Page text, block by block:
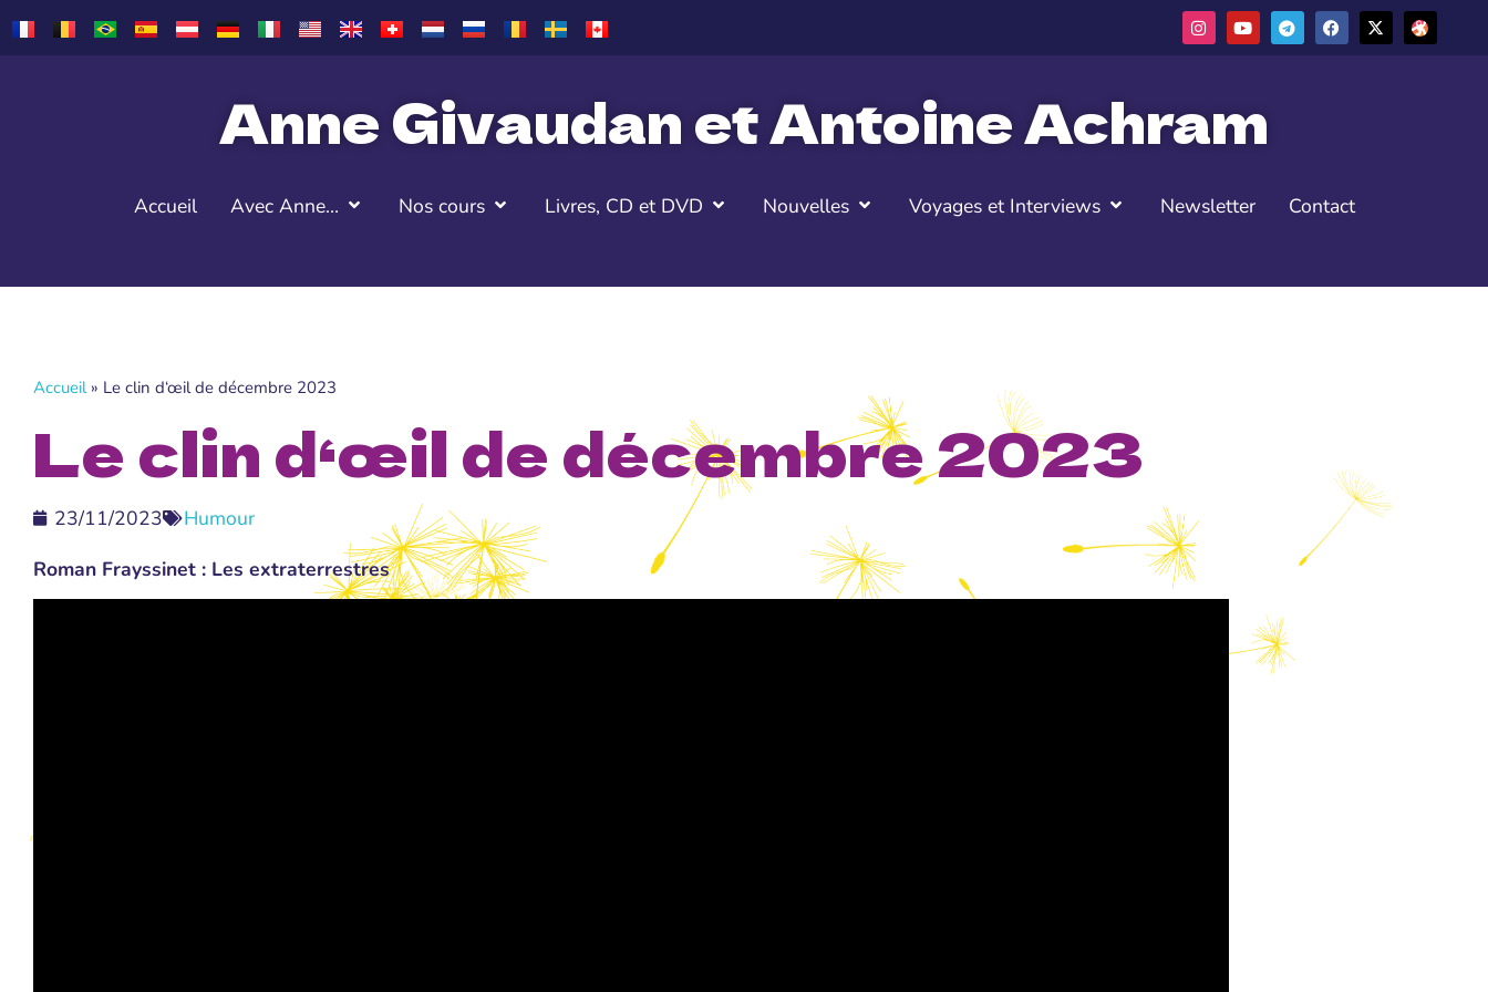
Anne Givaudan et Antoine Achram
Accueil Avec Anne… Nos cours Livres, CD et DVD Nouvelles Voyages et Interviews Newsletter Contact
Accueil» Le clin d‘œil de décembre 2023
Le clin d‘œil de décembre 2023
23/11/2023
Humour
Roman Frayssinet : Les extraterrestres